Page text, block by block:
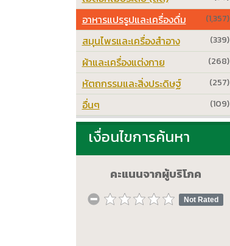
(1,357)
อาหารแปรรูปและเครื่องดื่ม
(339)
สมุนไพรและเครื่องสำอาง
(268)
ผ้าและเครื่องแต่งกาย
(257)
หัตถกรรมและสิ่งประดิษฐ์
(109)
อื่นๆ
เงื่อนไขการค้นหา
คะแนนจากผู้บริโภค
Not Rated